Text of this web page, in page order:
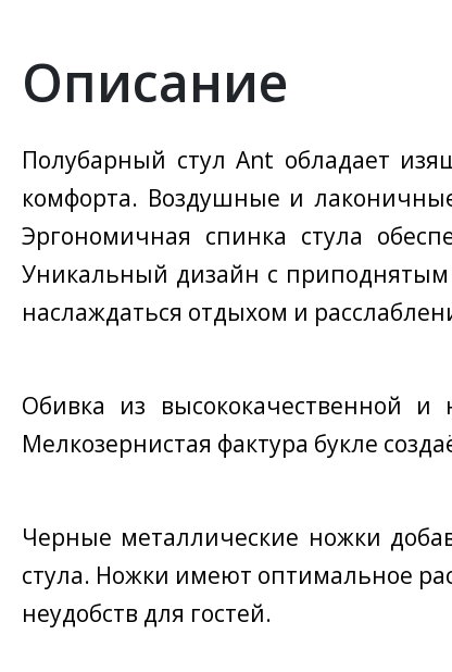
Описание
Полубарный стул Ant обладает
комфорта. Воздушные и
Эргономичная спинка стула
Уникальный дизайн с приподнятым
наслаждаться отдыхом и
Обивка из высококачественной
Мелкозернистая фактура букле
Черные металлические ножки
стула. Ножки имеют оптимальное
неудобств для гостей.